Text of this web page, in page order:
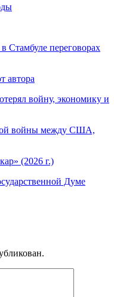
Стамбуле переговорах
автора
войну, экономику и
войны между США,
(2026 г.)
Думе